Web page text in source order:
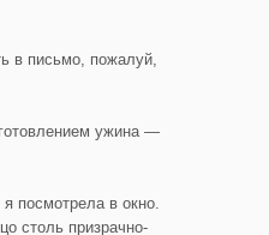
в письмо, пожалуй,
ужина —
посмотрела в окно.
столь призрачно-